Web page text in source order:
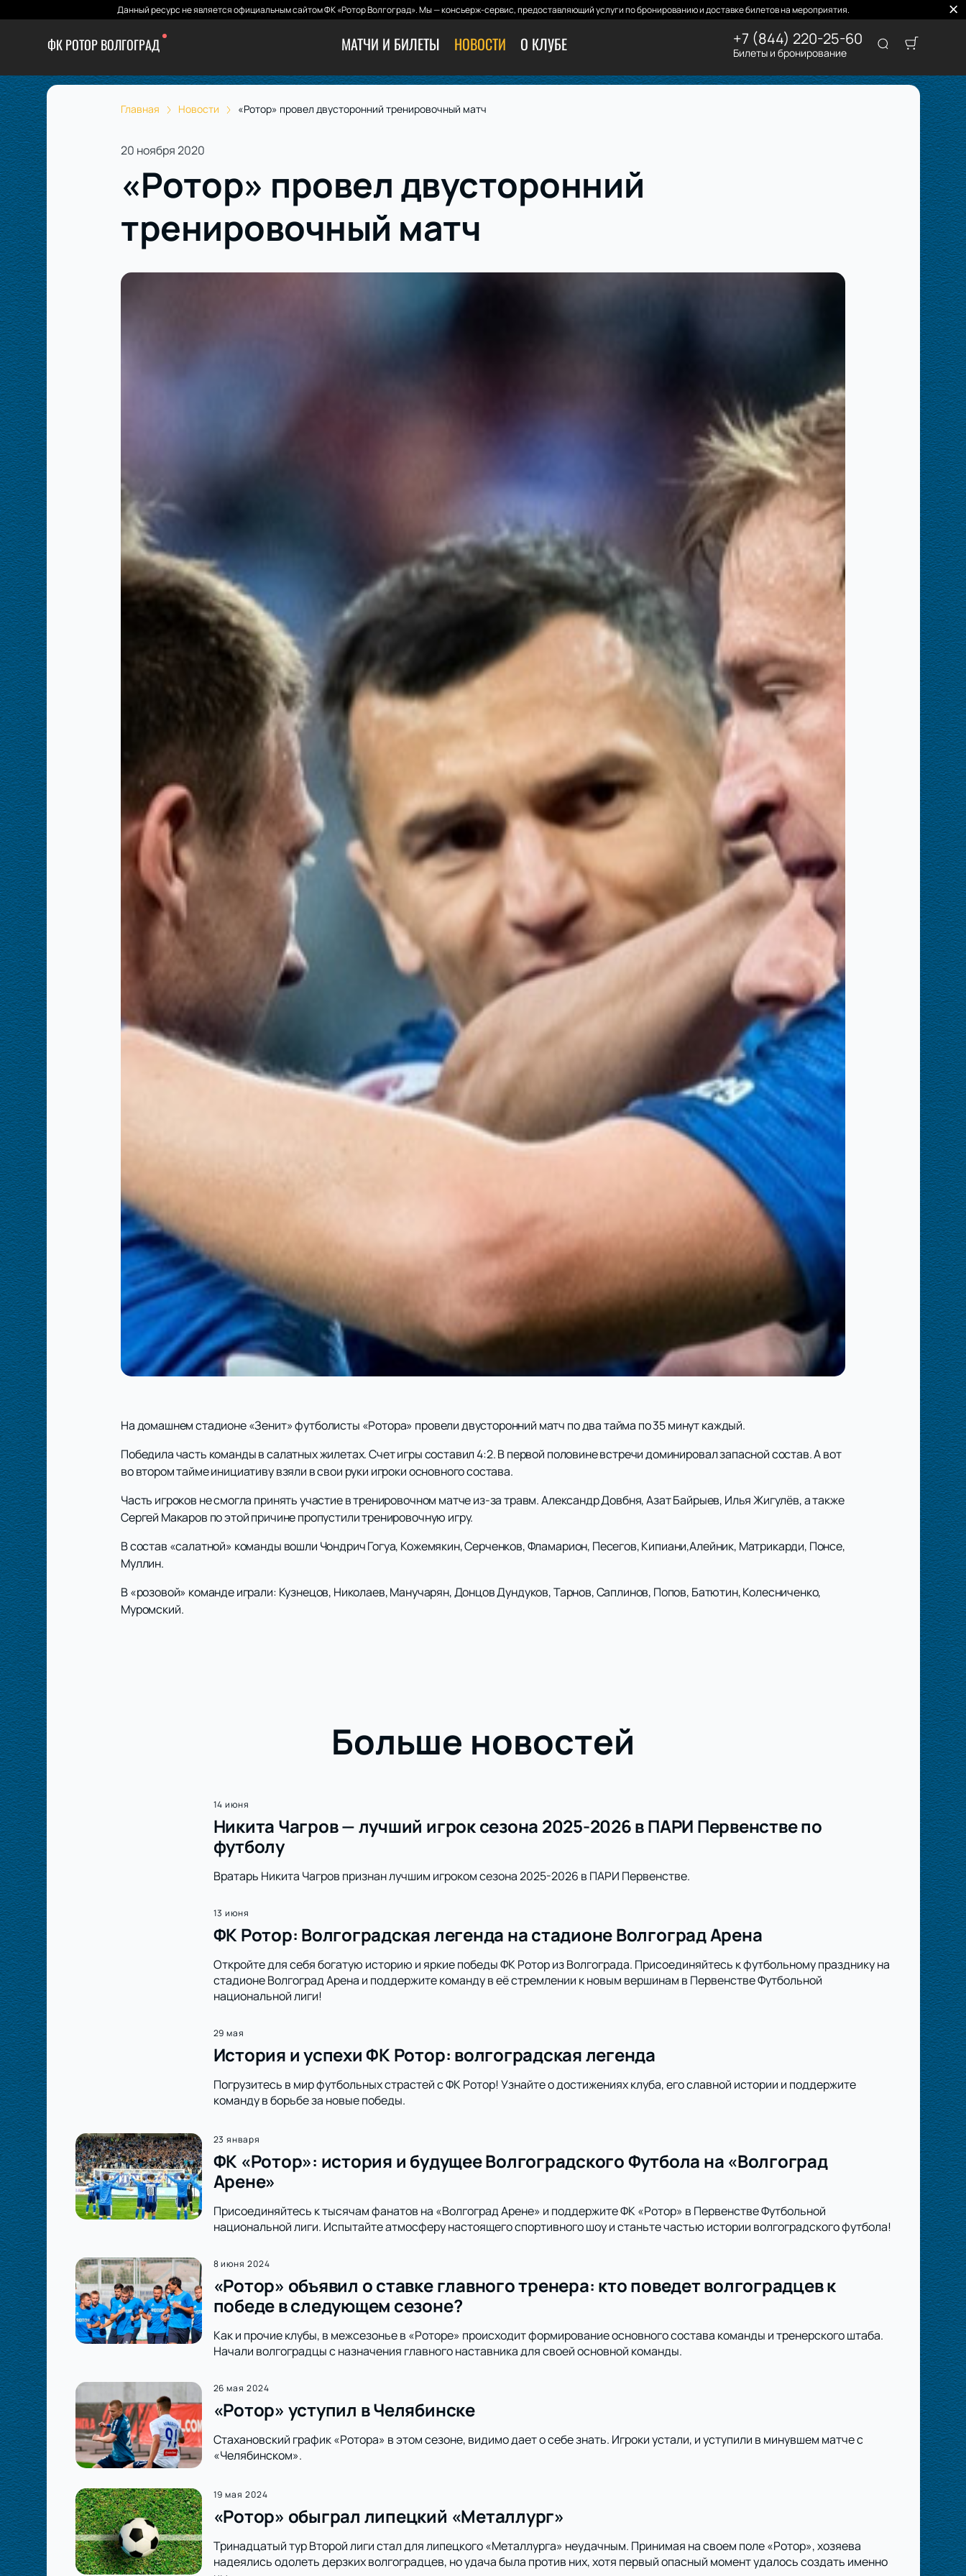
Данный ресурс не является официальным сайтом ФК «Ротор Волгоград». Мы — консьерж-сервис, предоставляющий услуги по бронированию и доставке билетов на мероприятия.
ФК РОТОР ВОЛГОГРАД МАТЧИ И БИЛЕТЫ НОВОСТИ О КЛУБЕ +7 (844) 220-25-60
Билеты и бронирование
Главная Новости «Ротор» провел двусторонний тренировочный матч
20 ноября 2020
«Ротор» провел двусторонний
тренировочный матч
На домашнем стадионе «Зенит» футболисты «Ротора» провели двусторонний матч по два тайма по 35 минут каждый.
Победила часть команды в салатных жилетах. Счет игры составил 4:2. В первой половине встречи доминировал запасной состав. А вот
во втором тайме инициативу взяли в свои руки игроки основного состава.
Часть игроков не смогла принять участие в тренировочном матче из-за травм. Александр Довбня, Азат Байрыев, Илья Жигулёв, а также
Сергей Макаров по этой причине пропустили тренировочную игру.
В состав «салатной» команды вошли Чондрич Гогуа, Кожемякин, Серченков, Фламарион, Песегов, Кипиани,Алейник, Матрикарди, Понсе,
Муллин.
В «розовой» команде играли: Кузнецов, Николаев, Манучарян, Донцов Дундуков, Тарнов, Саплинов, Попов, Батютин, Колесниченко,
Муромский.
Больше новостей
14 июня
Никита Чагров — лучший игрок сезона 2025-2026 в ПАРИ Первенстве по
футболу
Вратарь Никита Чагров признан лучшим игроком сезона 2025-2026 в ПАРИ Первенстве.
13 июня
ФК Ротор: Волгоградская легенда на стадионе Волгоград Арена
Откройте для себя богатую историю и яркие победы ФК Ротор из Волгограда. Присоединяйтесь к футбольному празднику на
стадионе Волгоград Арена и поддержите команду в её стремлении к новым вершинам в Первенстве Футбольной
национальной лиги!
29 мая
История и успехи ФК Ротор: волгоградская легенда
Погрузитесь в мир футбольных страстей с ФК Ротор! Узнайте о достижениях клуба, его славной истории и поддержите
команду в борьбе за новые победы.
23 января
ФК «Ротор»: история и будущее Волгоградского Футбола на «Волгоград
Арене»
Присоединяйтесь к тысячам фанатов на «Волгоград Арене» и поддержите ФК «Ротор» в Первенстве Футбольной
национальной лиги. Испытайте атмосферу настоящего спортивного шоу и станьте частью истории волгоградского футбола!
8 июня 2024
«Ротор» объявил о ставке главного тренера: кто поведет волгоградцев к
победе в следующем сезоне?
Как и прочие клубы, в межсезонье в «Роторе» происходит формирование основного состава команды и тренерского штаба.
Начали волгоградцы с назначения главного наставника для своей основной команды.
26 мая 2024
«Ротор» уступил в Челябинске
Стахановский график «Ротора» в этом сезоне, видимо дает о себе знать. Игроки устали, и уступили в минувшем матче с
«Челябинском».
19 мая 2024
«Ротор» обыграл липецкий «Металлург»
Тринадцатый тур Второй лиги стал для липецкого «Металлурга» неудачным. Принимая на своем поле «Ротор», хозяева
надеялись одолеть дерзких волгоградцев, но удача была против них, хотя первый опасный момент удалось создать именно